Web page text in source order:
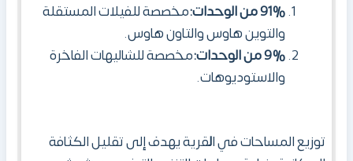
91% من الوحدات:
مخصصة للفيلات المستقلة
والتوين هاوس والتاون هاوس.
9% من الوحدات:
مخصصة للشاليهات الفاخرة
والاستوديوهات.
توزيع المساحات في القرية يهدف إلى تقليل الكثافة